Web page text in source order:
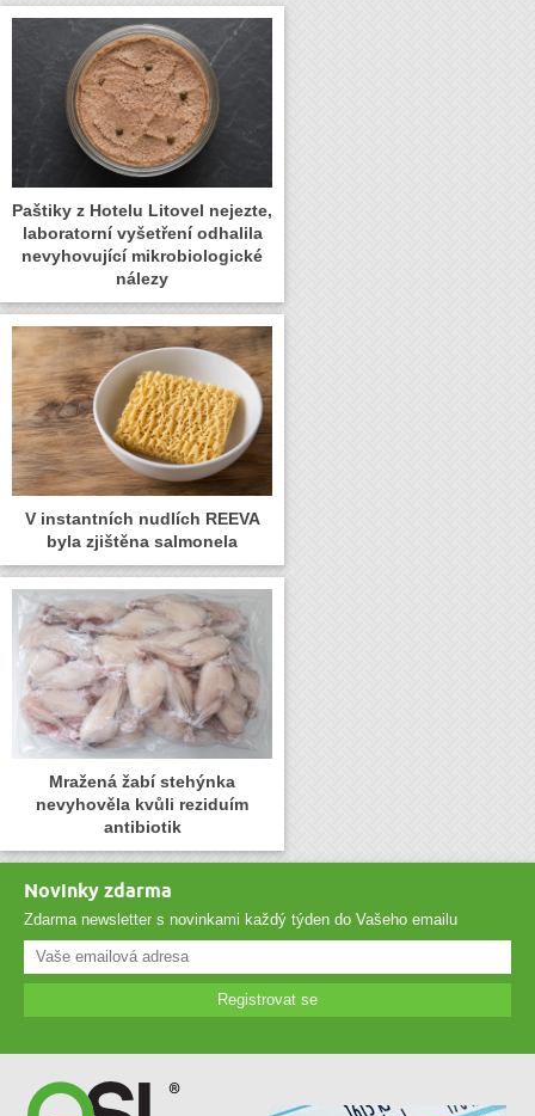
Paštiky z Hotelu Litovel nejezte,
laboratorní vyšetření odhalila
nevyhovující mikrobiologické
nálezy
V instantních nudlích REEVA
byla zjištěna salmonela
Mražená žabí stehýnka
nevyhověla kvůli reziduím
antibiotik
Novinky zdarma
Zdarma newsletter s novinkami každý týden do Vašeho emailu
Registrovat se